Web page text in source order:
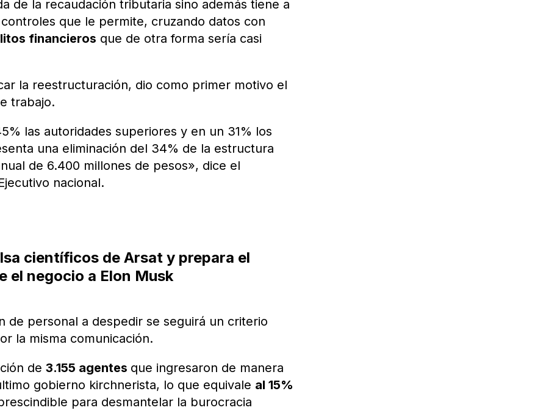
de la recaudación tributaria sino además tiene a
que le permite, cruzando datos con
financieros que de otra forma sería casi
la reestructuración, dio como primer motivo el
trabajo.
las autoridades superiores y en un 31% los
una eliminación del 34% de la estructura
de 6.400 millones de pesos», dice el
nacional.
científicos de Arsat y prepara el
el negocio a Elon Musk
de personal a despedir se seguirá un criterio
la misma comunicación.
de3.155 agentes que ingresaron de manera
gobierno kirchnerista, lo que equivale al 15%
para desmantelar la burocracia